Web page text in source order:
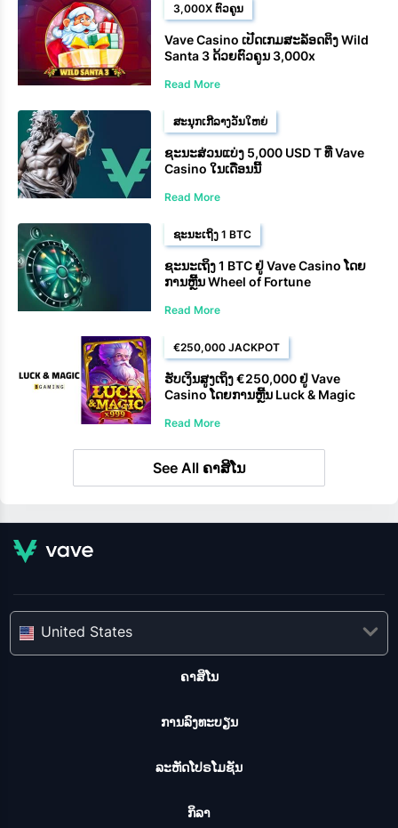
3,000X ຕົວຄູນ
Vave Casino ເປີດເກມສະລັອດຕິງ Wild
Santa 3 ດ້ວຍຕົວຄູນ 3,000x
Read More
ສະນຸກເກີລາງວັນໃຫຍ່
ຊະນະສ່ວນແບ່ງ 5,000 USD T ທີ່ Vave
Casino ໃນເດືອນນີ້
Read More
ຊະນະເຖິງ 1 BTC
ຊະນະເຖິງ 1 BTC ຢູ່ Vave Casino ໂດຍ
ການຫຼີ້ນ Wheel of Fortune
Read More
€250,000 JACKPOT
ຮັບເງິນສູງເຖິງ €250,000 ຢູ່ Vave
Casino ໂດຍການຫຼີ້ນ Luck & Magic
Read More
See All ຄາສິໂນ
United States
ຄາສິໂນ
ການລົງທະບຽນ
ລະຫັດໂປຣໂມຊັນ
ກິລາ